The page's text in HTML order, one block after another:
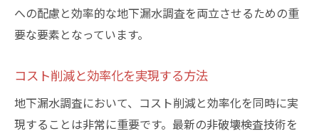
への配慮と効率的な地下漏水調査を両立させるための重
要な要素となっています。
コスト削減と効率化を実現する方法
地下漏水調査において、コスト削減と効率化を同時に実
現することは非常に重要です。最新の非破壊検査技術を